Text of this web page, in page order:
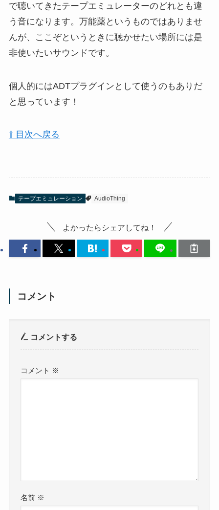
で聴いてきたテープエミュレーターのどれとも違
う音になります。万能薬というものではありませ
んが、ここぞというときに聴かせたい場所には是
非使いたいサウンドです。
個人的にはADTプラグインとして使うのもありだ
と思っています！
⇧ 目次へ戻る
テープエミュレーション AudioThing
よかったらシェアしてね！
コメント
コメントする
コメント ※
名前 ※